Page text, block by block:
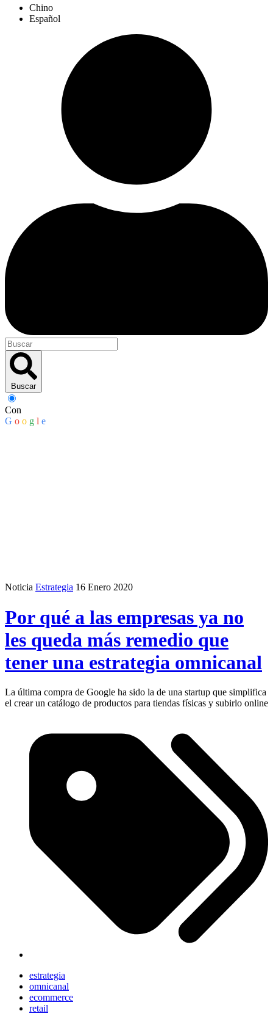
Chino
Español
Buscar
Con
G o o g l e
Noticia Estrategia 16 Enero 2020
Por qué a las empresas ya no
les queda más remedio que
tener una estrategia omnicanal
La última compra de Google ha sido la de una startup que simplifica
el crear un catálogo de productos para tiendas físicas y subirlo online
estrategia
omnicanal
ecommerce
retail